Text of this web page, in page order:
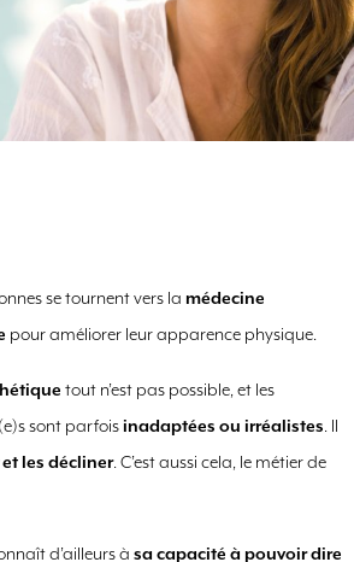
se tournent vers la médecine
pour améliorer leur apparence physique.
tout n’est pas possible, et les
sont parfois inadaptées ou irréalistes. Il
et les décliner. C’est aussi cela, le métier de
d’ailleurs à sa capacité à pouvoir dire